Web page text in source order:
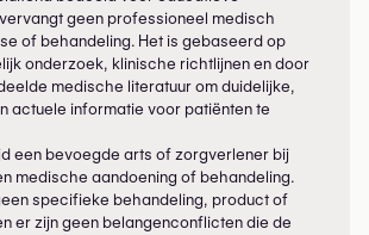
geen professioneel medisch
of behandeling. Het is gebaseerd op
onderzoek, klinische richtlijnen en door
medische literatuur om duidelijke,
actuele informatie voor patiënten te
een bevoegde arts of zorgverlener bij
medische aandoening of behandeling.
specifieke behandeling, product of
er zijn geen belangenconflicten die de